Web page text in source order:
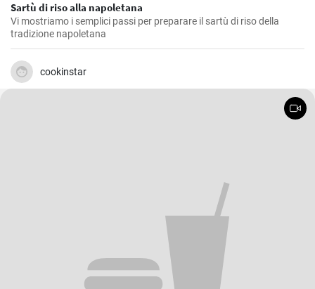
Sartù di riso alla napoletana
Vi mostriamo i semplici passi per preparare il sartù di riso della
tradizione napoletana
cookinstar